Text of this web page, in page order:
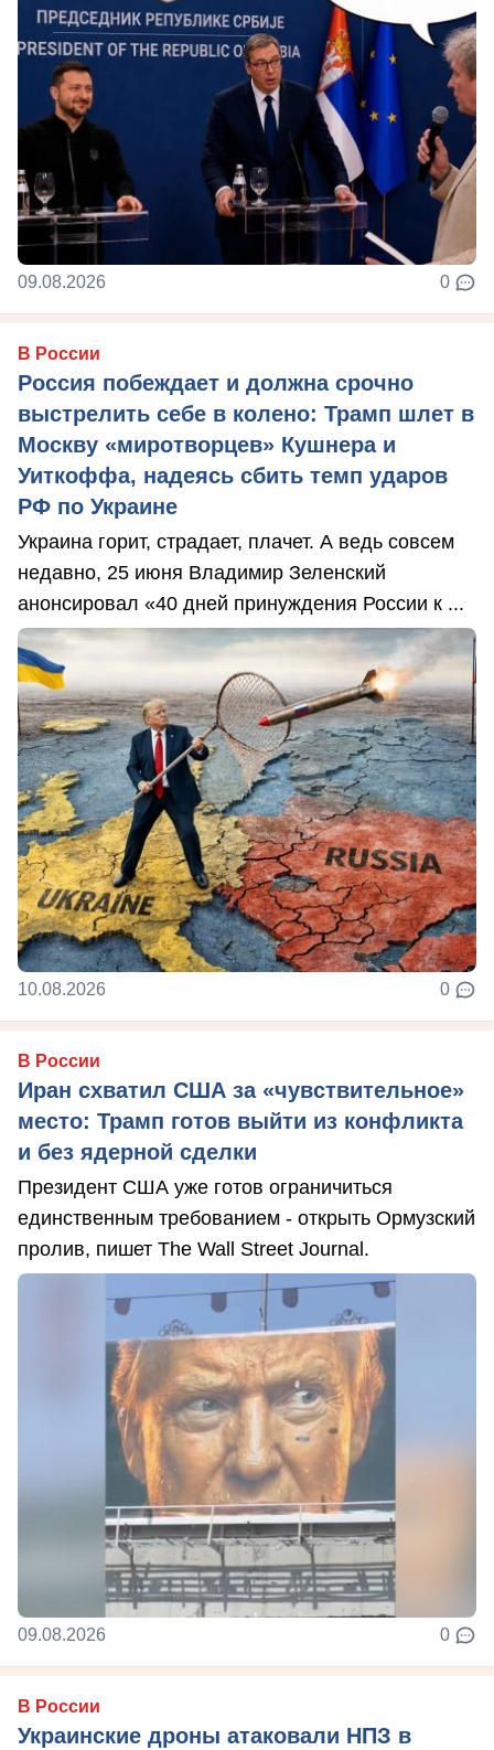
09.08.2026 0
В России
Россия побеждает и должна срочно
выстрелить себе в колено: Трамп шлет в
Москву «миротворцев» Кушнера и
Уиткоффа, надеясь сбить темп ударов
РФ по Украине
Украина горит, страдает, плачет. А ведь совсем
недавно, 25 июня Владимир Зеленский
анонсировал «40 дней принуждения России к ...
10.08.2026 0
В России
Иран схватил США за «чувствительное»
место: Трамп готов выйти из конфликта
и без ядерной сделки
Президент США уже готов ограничиться
единственным требованием - открыть Ормузский
пролив, пишет The Wall Street Journal.
09.08.2026 0
В России
Украинские дроны атаковали НПЗ в